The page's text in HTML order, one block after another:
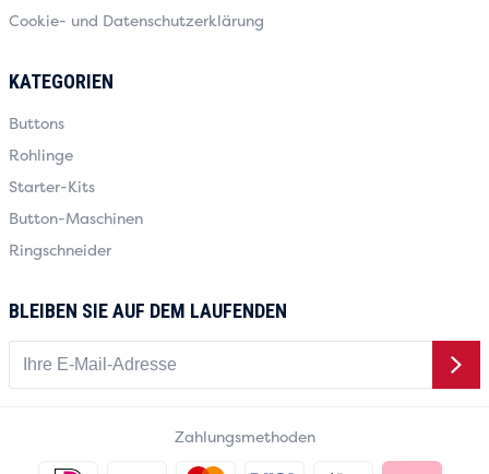
Cookie- und Datenschutzerklärung
KATEGORIEN
Buttons
Rohlinge
Starter-Kits
Button-Maschinen
Ringschneider
BLEIBEN SIE AUF DEM LAUFENDEN
Zahlungsmethoden